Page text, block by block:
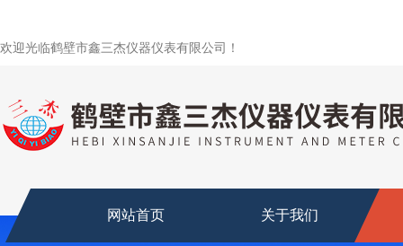
欢迎光临鹤壁市鑫三杰仪器仪表有限公司！
网站首页 关于我们